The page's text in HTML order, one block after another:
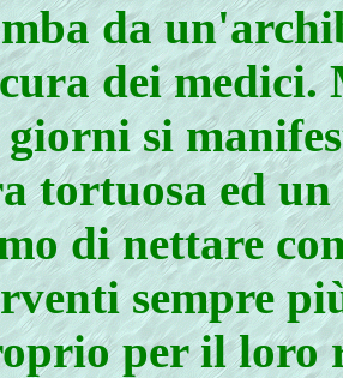
da
dei
si
tortuosa ed un
di nettare
sempre
per il loro